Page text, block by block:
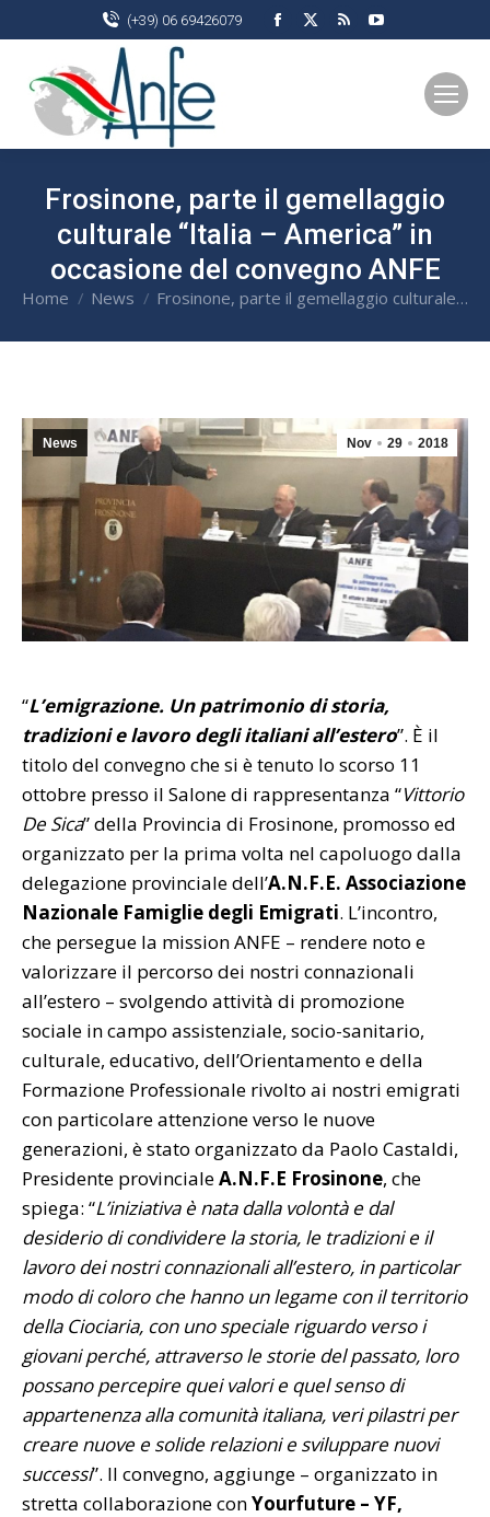
(+39) 06 69426079
Facebook
pagepage
Rss
pagepage
opens
Frosinone, parte il gemellaggio
culturale “Italia – America” in
occasione del convegno ANFE
You are here:
Home News Frosinone, parte il gemellaggio culturale…
Nov 29 2018
News
“L’emigrazione. Un patrimonio di storia,
tradizioni e lavoro degli italiani all’estero”. È il
titolo del convegno che si è tenuto lo scorso 11
ottobre presso il Salone di rappresentanza “Vittorio
De Sica” della Provincia di Frosinone, promosso ed
organizzato per la prima volta nel capoluogo dalla
delegazione provinciale dell’A.N.F.E. Associazione
Nazionale Famiglie degli Emigrati. L’incontro,
che persegue la mission ANFE – rendere noto e
valorizzare il percorso dei nostri connazionali
all’estero – svolgendo attività di promozione
sociale in campo assistenziale, socio-sanitario,
culturale, educativo, dell’Orientamento e della
Formazione Professionale rivolto ai nostri emigrati
con particolare attenzione verso le nuove
generazioni, è stato organizzato da Paolo Castaldi,
Presidente provincialeA.N.F.E Frosinone, che
spiega: “L’iniziativa è nata dalla volontà e dal
desiderio di condividere la storia, le tradizioni e il
lavoro dei nostri connazionali all’estero, in particolar
modo di coloro che hanno un legame con il territorio
della Ciociaria, con uno speciale riguardo verso i
giovani perché, attraverso le storie del passato, loro
possano percepire quei valori e quel senso di
appartenenza alla comunità italiana, veri pilastri per
creare nuove e solide relazioni e sviluppare nuovi
successi”. Il convegno, aggiunge – organizzato in
stretta collaborazione conYourfuture – YF,